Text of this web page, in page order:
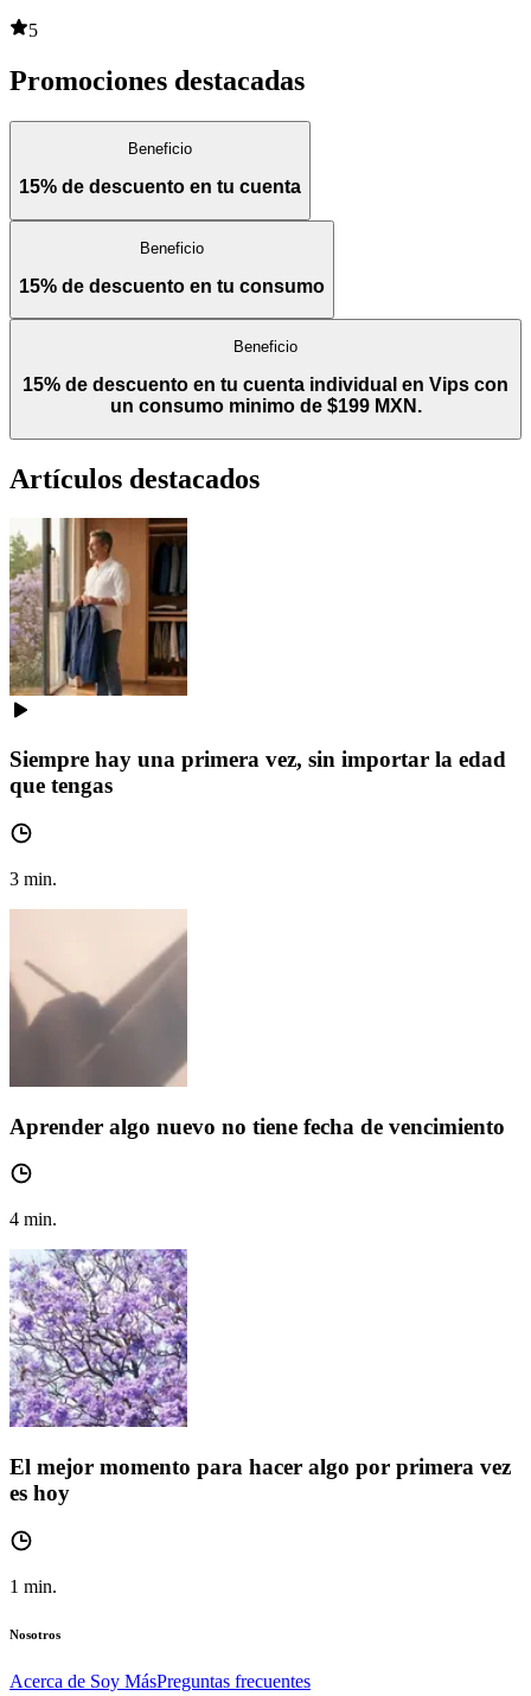
5
Promociones destacadas
Beneficio
15% de descuento en tu cuenta
Beneficio
15% de descuento en tu consumo
Beneficio
15% de descuento en tu cuenta individual en Vips con
un consumo minimo de $199 MXN.
Artículos destacados
Siempre hay una primera vez, sin importar la edad
que tengas
3 min.
Aprender algo nuevo no tiene fecha de vencimiento
4 min.
El mejor momento para hacer algo por primera vez
es hoy
1 min.
Nosotros
Acerca de Soy MásPreguntas frecuentes